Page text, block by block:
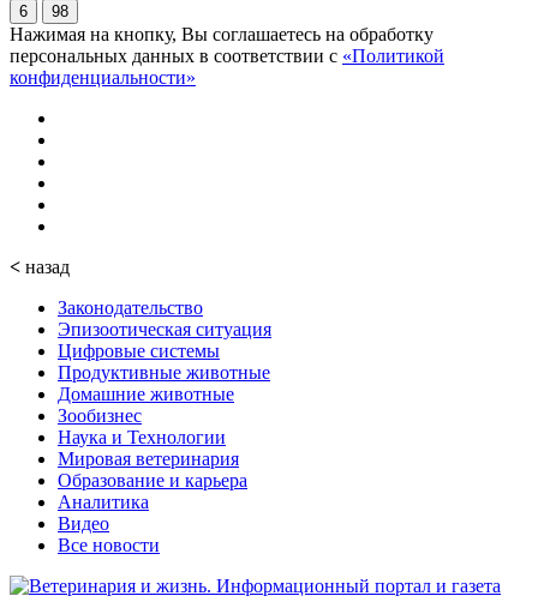
6 98
Нажимая на кнопку, Вы соглашаетесь на обработку
персональных данных в соответствии с «Политикой
конфиденциальности»
< назад
Законодательство
Эпизоотическая ситуация
Цифровые системы
Продуктивные животные
Домашние животные
Зообизнес
Наука и Технологии
Мировая ветеринария
Образование и карьера
Аналитика
Видео
Все новости